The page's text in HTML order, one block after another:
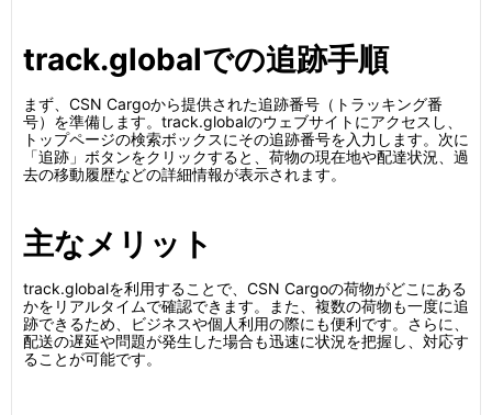
track.globalでの追跡手順
まず、CSN Cargoから提供された追跡番号（トラッキング番
号）を準備します。track.globalのウェブサイトにアクセスし、
トップページの検索ボックスにその追跡番号を入力します。次に
「追跡」ボタンをクリックすると、荷物の現在地や配達状況、過
去の移動履歴などの詳細情報が表示されます。
主なメリット
track.globalを利用することで、CSN Cargoの荷物がどこにある
かをリアルタイムで確認できます。また、複数の荷物も一度に追
跡できるため、ビジネスや個人利用の際にも便利です。さらに、
配送の遅延や問題が発生した場合も迅速に状況を把握し、対応す
ることが可能です。